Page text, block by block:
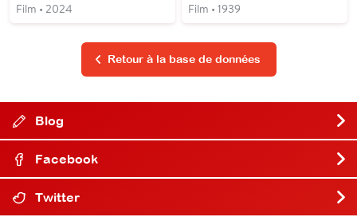
Film • 2024 Film • 1939
Retour à la base de données
Blog
Facebook
Twitter